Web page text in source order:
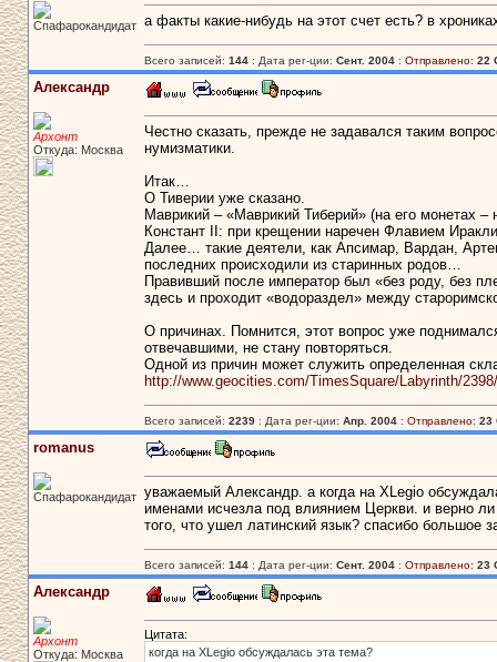
Спафарокандидат а факты какие-нибудь на этот счет есть? в
Всего записей: 144: Дата рег-ции: Сент. 2004: Отправлено: 22
Александр
Архонт
Откуда: Москва
Честно сказать, прежде не задавался таким
нумизматики.
Итак…
О Тиверии уже сказано.
Маврикий – «Маврикий Тиберий» (на его монетах
Констант II: при крещении наречен Флавием
Далее… такие деятели, как Апсимар, Вардан,
последних происходили из старинных родов…
Правивший после император был «без роду, без
здесь и проходит «водораздел» между
О причинах. Помнится, этот вопрос уже
отвечавшими, не стану повторяться.
Одной из причин может служить определенная
http://www.geocities.com/TimesSquare/Labyrinth/
Всего записей: 2239: Дата рег-ции: Апр. 2004: Отправлено: 23
romanus
Спафарокандидат
уважаемый Александр. а когда на XLegio
именами исчезла под влиянием Церкви. и верно
того, что ушел латинский язык? спасибо большое
Всего записей: 144: Дата рег-ции: Сент. 2004: Отправлено: 23
Александр
Архонт
Откуда: Москва
Цитата:
когда на XLegio обсуждалась эта тема?